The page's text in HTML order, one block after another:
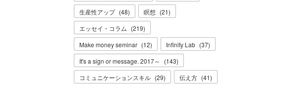
生産性アップ (48) 瞑想 (21)
エッセイ・コラム (219)
Make money seminar (12) Infinity Lab (37)
It's a sign or message. 2017～
(143)
コミュニケーションスキル (29) 伝え方 (41)